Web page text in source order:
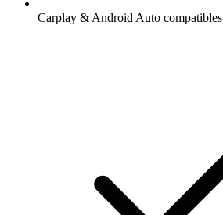
Carplay & Android Auto compatibles